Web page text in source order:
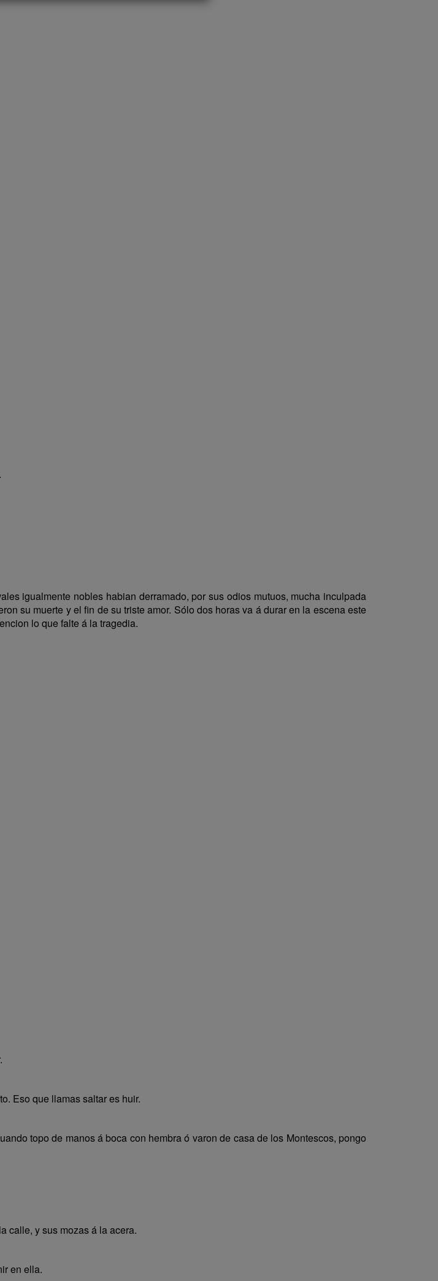
igualmente nobles habian derramado, por sus odios mutuos, mucha inculpada
su muerte y el fin de su triste amor. Sólo dos horas va á durar en la escena este
lo que falte á la tragedia.
Eso que llamas saltar es huir.
topo de manos á boca con hembra ó varon de casa de los Montescos, pongo
calle, y sus mozas á la acera.
en ella.